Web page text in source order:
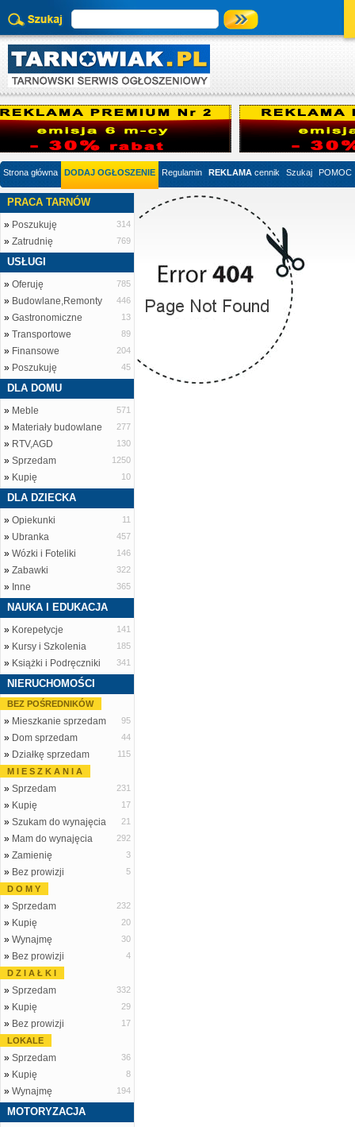
Strona główna DODAJ OGŁOSZENIE Regulamin REKLAMA cennik Szukaj POMOC
PRACA TARNÓW
» Poszukuję 314
» Zatrudnię 769
USŁUGI
» Oferuję 785
» Budowlane,Remonty 446
» Gastronomiczne 13
» Transportowe 89
» Finansowe 204
» Poszukuję 45
DLA DOMU
» Meble 571
» Materiały budowlane 277
» RTV,AGD 130
» Sprzedam 1250
» Kupię 10
DLA DZIECKA
» Opiekunki 11
» Ubranka 457
» Wózki i Foteliki 146
» Zabawki 322
» Inne 365
NAUKA I EDUKACJA
» Korepetycje 141
» Kursy i Szkolenia 185
» Książki i Podręczniki 341
NIERUCHOMOŚCI
BEZ POŚREDNIKÓW
» Mieszkanie sprzedam 95
» Dom sprzedam 44
» Działkę sprzedam
115
M I E S Z K A N I A
» Sprzedam 231
» Kupię 17
» Szukam do wynajęcia 21
» Mam do wynajęcia 292
» Zamienię 3
» Bez prowizji
5
D O M Y
» Sprzedam 232
» Kupię 20
» Wynajmę 30
» Bez prowizji
4
D Z I A Ł K I
» Sprzedam 332
» Kupię 29
» Bez prowizji
17
LOKALE
» Sprzedam 36
» Kupię 8
» Wynajmę 194
MOTORYZACJA